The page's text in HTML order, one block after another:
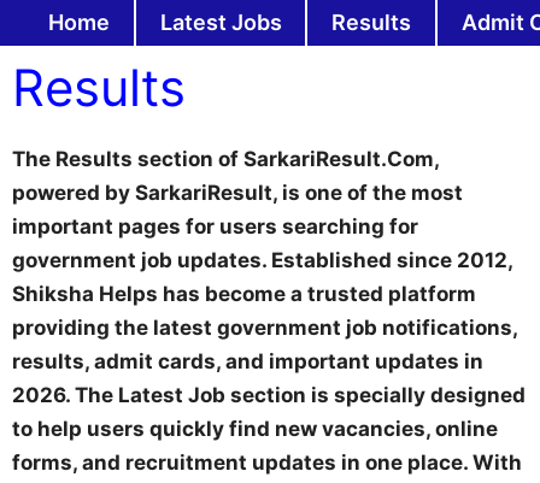
to
content
Home Latest Jobs Results Admit
Results
The Results section of SarkariResult.Com,
powered by SarkariResult, is one of the most
important pages for users searching for
government job updates. Established since 2012,
Shiksha Helps has become a trusted platform
providing the latest government job notifications,
results, admit cards, and important updates in
2026. The Latest Job section is specially designed
to help users quickly find new vacancies, online
forms, and recruitment updates in one place. With